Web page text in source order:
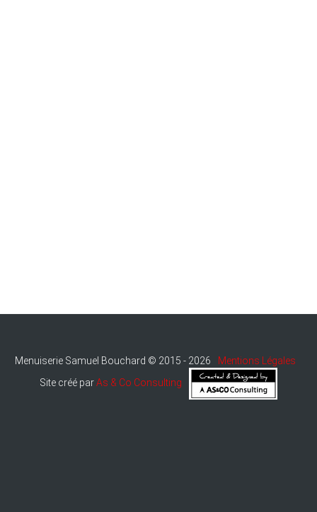
Menuiserie Samuel Bouchard © 2015 - 2026
Mentions Légales
Site créé parAs & Co Consulting